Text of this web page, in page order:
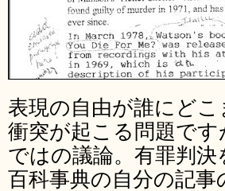
表現の自由が誰にど
衝突が起こる問題で
ではの議論。有罪判
百科事典の自分の記